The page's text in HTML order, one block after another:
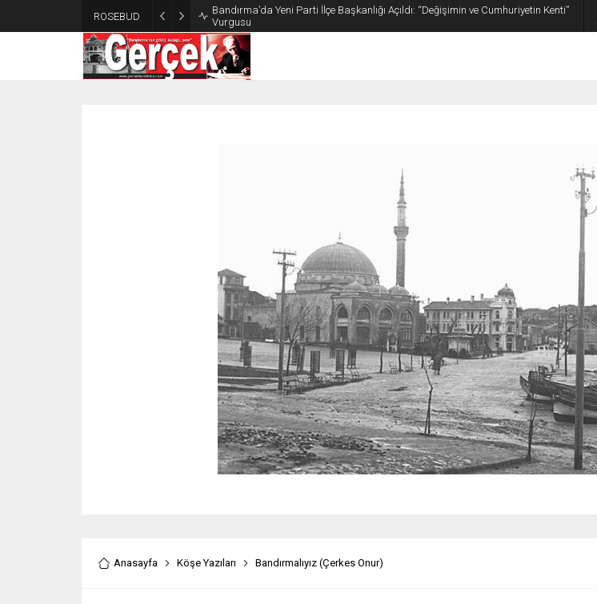
ROSEBUD
Bandırma’da Yeni Parti İlçe Başkanlığı Açıldı: “Değişimin ve Cumhuriyetin Kenti”
Vurgusu
GRAM ALTIN
Anasayfa Köşe Yazıları Bandırmalıyız (Çerkes Onur)